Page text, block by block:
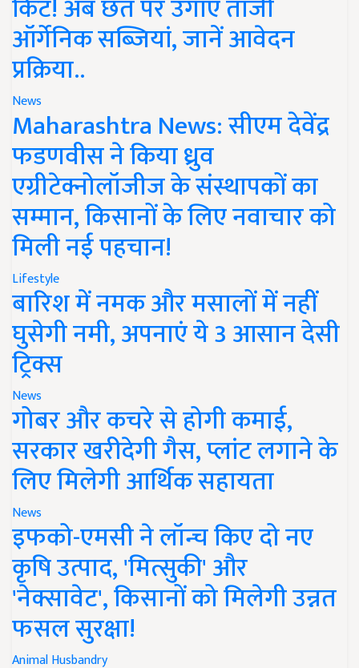
किट! अब छत पर उगाएं ताजी
ऑर्गेनिक सब्जियां, जानें आवेदन
प्रक्रिया..
News
Maharashtra News: सीएम देवेंद्र
फडणवीस ने किया ध्रुव
एग्रीटेक्नोलॉजीज के संस्थापकों का
सम्मान, किसानों के लिए नवाचार को
मिली नई पहचान!
Lifestyle
बारिश में नमक और मसालों में नहीं
घुसेगी नमी, अपनाएं ये 3 आसान देसी
ट्रिक्स
News
गोबर और कचरे से होगी कमाई,
सरकार खरीदेगी गैस, प्लांट लगाने के
लिए मिलेगी आर्थिक सहायता
News
इफको-एमसी ने लॉन्च किए दो नए
कृषि उत्पाद, 'मित्सुकी' और
'नेक्सावेट', किसानों को मिलेगी उन्नत
फसल सुरक्षा!
Animal Husbandry